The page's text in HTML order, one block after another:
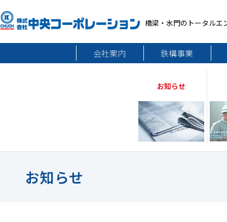
橋梁・水門のトータルエ
会社案内 鉄構事業
お知らせ
お知らせ